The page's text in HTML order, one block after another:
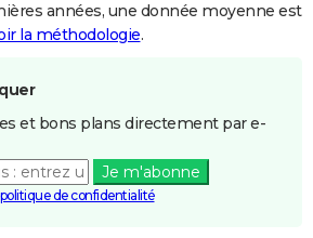
années, une donnée moyenne est
la méthodologie.
et bons plans directement par e-
Je m'abonne
de confidentialité